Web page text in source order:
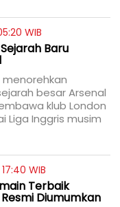
WIB
Baru
besar Arsenal
klub London
Liga Inggris musim
WIB
Terbaik
Diumumkan